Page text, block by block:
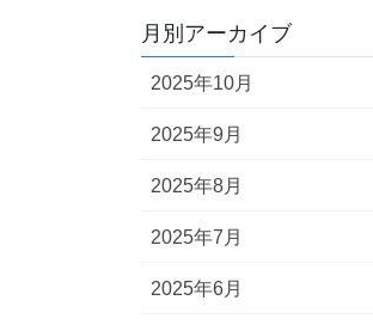
月別アーカイブ
2025年10月
2025年9月
2025年8月
2025年7月
2025年6月